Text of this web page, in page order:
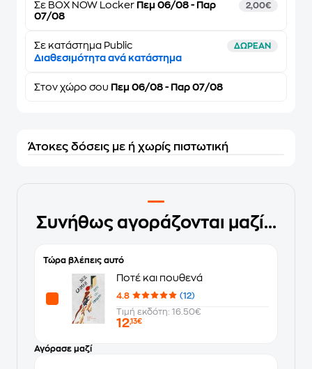
Σε BOX NOW Locker Πεμ 06/08 - Παρ
07/08
2,00€
Σε κατάστημα Public ΔΩΡΕΑΝ
Διαθεσιμότητα ανά κατάστημα
Στον χώρο σου Πεμ 06/08 - Παρ 07/08
Άτοκες δόσεις με ή χωρίς πιστωτική
Συνήθως αγοράζονται μαζί...
Τώρα βλέπεις αυτό
Ποτέ και πουθενά
4.8
(12)
Τιμή εκδότη: 16.50€
12,13€
Αγόρασε μαζί